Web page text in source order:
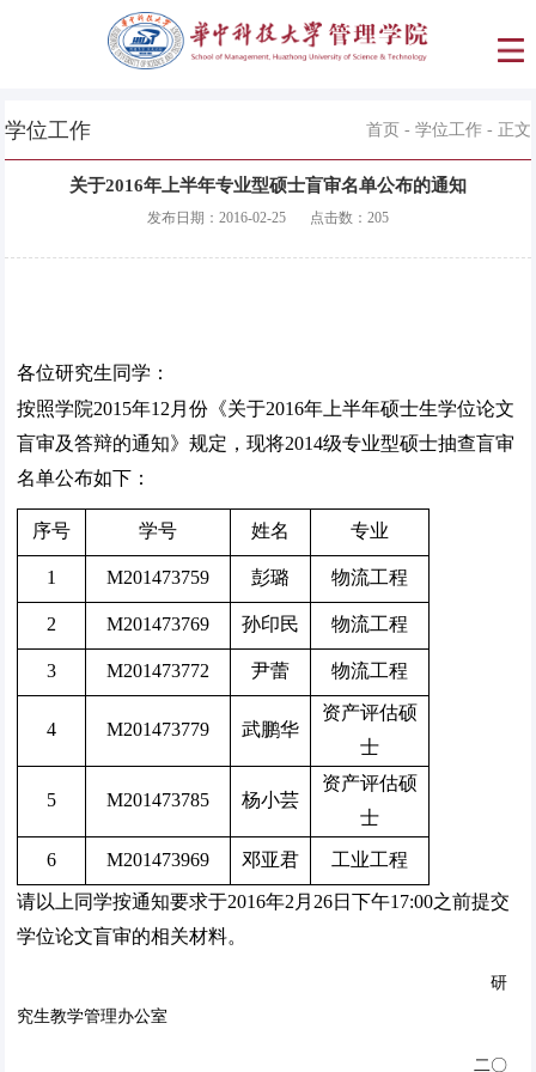
学位工作 首页 - 学位工作- 正文
关于2016年上半年专业型硕士盲审名单公布的通知
发布日期： 2016-02-25 点击数： 205
各位研究生同学：
按照学院2015年12月份《关于2016年上半年硕士生学位论文
盲审及答辩的通知》规定，现将2014级专业型硕士抽查盲审
名单公布如下：
序号 学号 姓名 专业
1 M201473759 彭璐 物流工程
2 M201473769 孙印民 物流工程
3 M201473772 尹蕾 物流工程
4 M201473779 武鹏华
资产评估硕
士
5 M201473785 杨小芸
资产评估硕
士
6 M201473969 邓亚君 工业工程
请以上同学按通知要求于2016年2月26日下午17:00之前提交
学位论文盲审的相关材料。
研
究生教学管理办公室
二〇